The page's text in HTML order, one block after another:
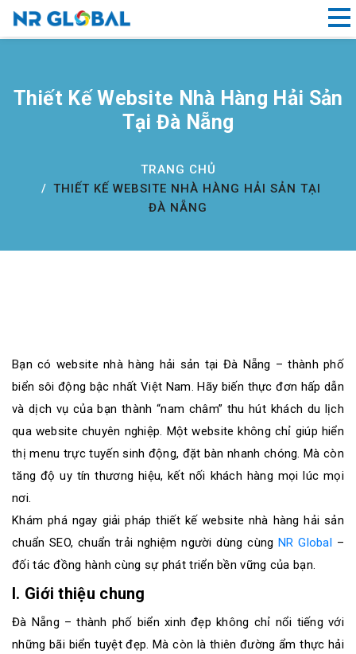
Dịch
Website
sơ
năng
lực
Khách
hàng
Thiết Kế Website Nhà Hàng Hải Sản
Tại Đà Nẵng
TRANG CHỦ
THIẾT KẾ WEBSITE NHÀ HÀNG HẢI SẢN TẠI
ĐÀ NẴNG
Bạn có website nhà hàng hải sản tại Đà Nẵng – thành phố
biển sôi động bậc nhất Việt Nam. Hãy biến thực đơn hấp dẫn
và dịch vụ của bạn thành “nam châm” thu hút khách du lịch
qua website chuyên nghiệp. Một website không chỉ giúp hiển
thị menu trực tuyến sinh động, đặt bàn nhanh chóng. Mà còn
tăng độ uy tín thương hiệu, kết nối khách hàng mọi lúc mọi
nơi.
Khám phá ngay giải pháp thiết kế website nhà hàng hải sản
chuẩn SEO, chuẩn trải nghiệm người dùng cùngNR Global –
đối tác đồng hành cùng sự phát triển bền vững của bạn.
I. Giới thiệu chung
Đà Nẵng – thành phố biển xinh đẹp không chỉ nổi tiếng với
những bãi biển tuyệt đẹp. Mà còn là thiên đường ẩm thực hải